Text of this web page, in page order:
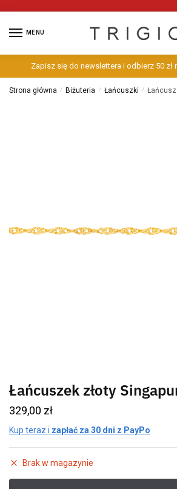
MENU
Zapisz się do newslettera i odbierz 50 zł
Strona główna / Biżuteria / Łańcuszki /
Łańcuszek złoty
329,00 zł
Kup teraz i zapłać za 30 dni z PayPo
Brak w magazynie